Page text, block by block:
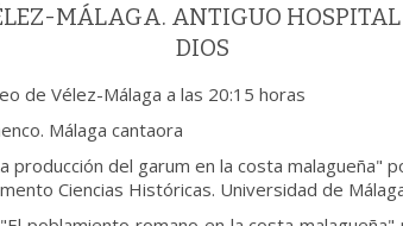
MÁLAGA. ANTIGUO HOSPITAL
DIOS
de Vélez-Málaga a las 20:15 horas
Málaga cantaora
producción del garum en la costa malagueña"
Ciencias Históricas. Universidad de